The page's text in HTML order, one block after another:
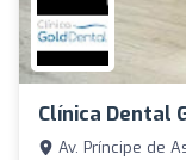
Clínica Dental
Av. Príncipe de